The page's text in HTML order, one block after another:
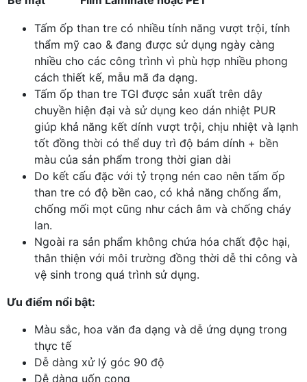
Tấm ốp than tre có nhiều tính năng vượt trội, tính
thẩm mỹ cao & đang được sử dụng ngày càng
nhiều cho các công trình vì phù hợp nhiều phong
cách thiết kế, mẫu mã đa dạng.
Tấm ốp than tre TGI được sản xuất trên dây
chuyền hiện đại và sử dụng keo dán nhiệt PUR
giúp khả năng kết dính vượt trội, chịu nhiệt và lạnh
tốt đồng thời có thể duy trì độ bám dính + bền
màu của sản phẩm trong thời gian dài
Do kết cấu đặc với tỷ trọng nén cao nên tấm ốp
than tre có độ bền cao, có khả năng chống ẩm,
chống mối mọt cũng như cách âm và chống cháy
lan.
Ngoài ra sản phẩm không chứa hóa chất độc hại,
thân thiện với môi trường đồng thời dễ thi công và
vệ sinh trong quá trình sử dụng.
Ưu điểm nổi bật:
Màu sắc, hoa văn đa dạng và dễ ứng dụng trong
thực tế
Dễ dàng xử lý góc 90 độ
Dễ dàng uốn cong